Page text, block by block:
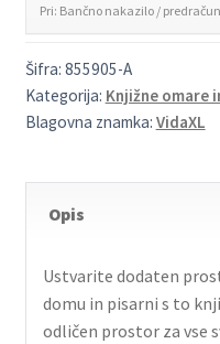
Pri: Bančno nakazilo / predračun
Šifra: 855905-A
Kategorija: Knjižne omare
Blagovna znamka: VidaXL
Opis
Ustvarite dodaten
domu in pisarni s to
odličen prostor za vse